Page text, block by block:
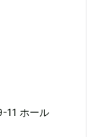
11 ホール